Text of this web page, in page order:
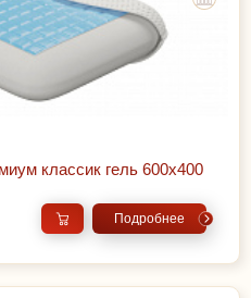
классик гель 600х400
Подробнее